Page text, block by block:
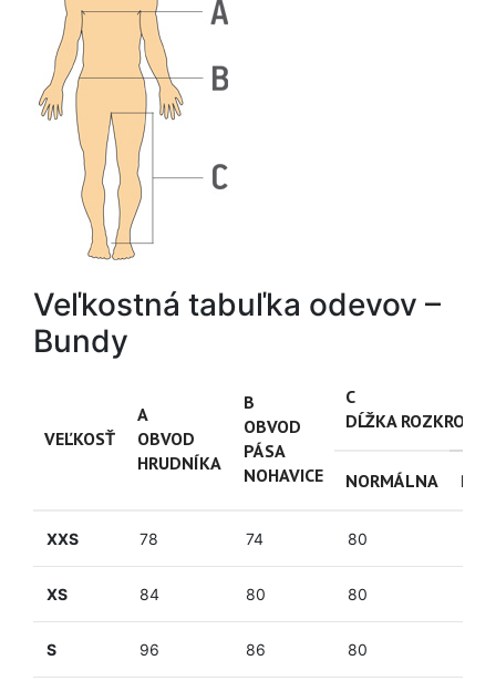
Veľkostná tabuľka odevov –
Bundy
VEĽKOSŤ
A
OBVOD
HRUDNÍKA
B
OBVOD
PÁSA
NOHAVICE
C
DĹŽKA ROZKROKU
NORMÁLNA
XXS 78 74 80
XS 84 80 80
S 96 86 80